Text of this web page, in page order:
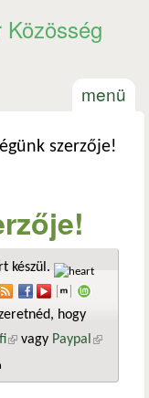
menü
szerzője!
készül.
hogy
(külső hivatkozás)
vagy Paypal